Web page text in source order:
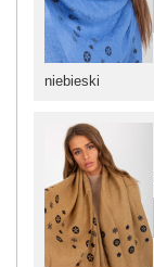
niebieski